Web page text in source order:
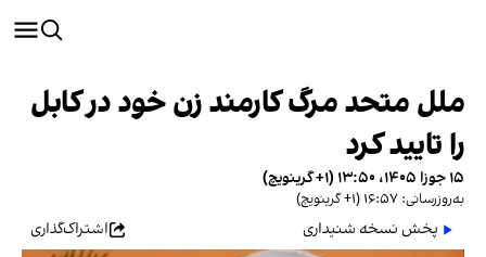
ملل متحد مرگ کارمند زن خود در کابل
را تایید کرد
۱۵ جوزا ۱۴۰۵، ۱۳:۵۰ (‎+۱ گرینویچ)
به‌روزرسانی: ۱۶:۵۷ (‎+۱ گرینویچ)
پخش نسخه شنیداری اشتراک‌گذاری